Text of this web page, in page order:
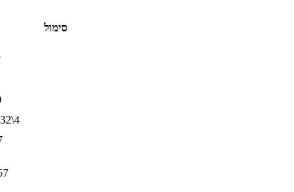
סימול